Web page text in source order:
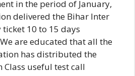
in the period of January,
delivered the Bihar Inter
10 to 15 days
are educated that all the
has distributed the
useful test call